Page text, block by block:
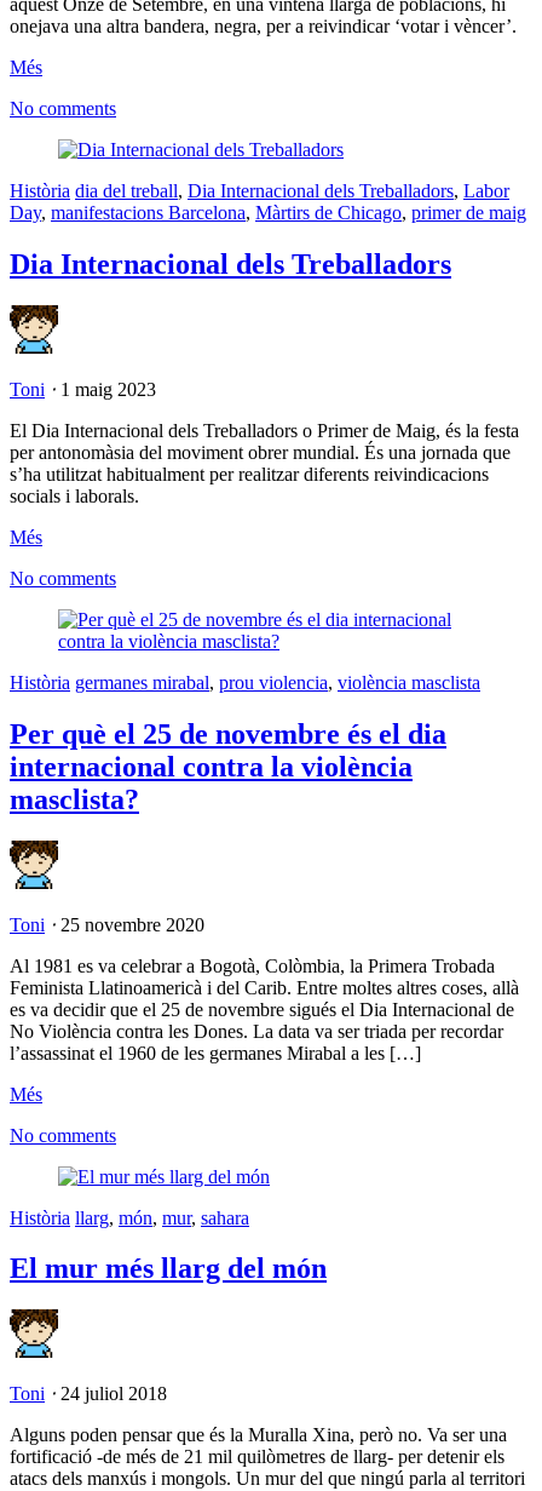
aquest Onze de Setembre, en una vintena llarga de poblacions, hi
onejava una altra bandera, negra, per a reivindicar ‘votar i vèncer’.
Més
No comments
Història dia del treball, Dia Internacional dels Treballadors, Labor
Day, manifestacions Barcelona, Màrtirs de Chicago, primer de maig
Dia Internacional dels Treballadors
Toni ⋅ 1 maig 2023
El Dia Internacional dels Treballadors o Primer de Maig, és la festa
per antonomàsia del moviment obrer mundial. És una jornada que
s’ha utilitzat habitualment per realitzar diferents reivindicacions
socials i laborals.
Més
No comments
Història germanes mirabal, prou violencia, violència masclista
Per què el 25 de novembre és el dia
internacional contra la violència
masclista?
Toni ⋅ 25 novembre 2020
Al 1981 es va celebrar a Bogotà, Colòmbia, la Primera Trobada
Feminista Llatinoamericà i del Carib. Entre moltes altres coses, allà
es va decidir que el 25 de novembre sigués el Dia Internacional de
No Violència contra les Dones. La data va ser triada per recordar
l’assassinat el 1960 de les germanes Mirabal a les […]
Més
No comments
Història llarg, món, mur, sahara
El mur més llarg del món
Toni ⋅ 24 juliol 2018
Alguns poden pensar que és la Muralla Xina, però no. Va ser una
fortificació -de més de 21 mil quilòmetres de llarg- per detenir els
atacs dels manxús i mongols. Un mur del que ningú parla al territori